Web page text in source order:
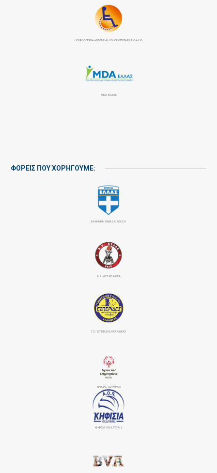
ΠΑΝΕΛΛΉΝΙΟΣ ΣΎΛΛΟΓΟΣ ΠΑΡΑΠΛΗΓΙΚΏΝ: ΠΑ.Σ.ΠΑ
MDA ΕΛΛΑΣ
ΦΟΡΕΙΣ ΠΟΥ ΧΟΡΗΓΟΥΜΕ:
ΕΛΛΗΝΙΚΗ ΟΜΑΔΑ SOCCA
Α.Σ. ΑΤΛΑΣ ΑΜΕΑ
Γ.Σ. ΕΣΠΕΡΙΔΕΣ ΚΑΛΛΙΘΕΑΣ
SPECIAL OLYMPICS
ΚΗΦΙΣΙΆ VOLLEYBALL